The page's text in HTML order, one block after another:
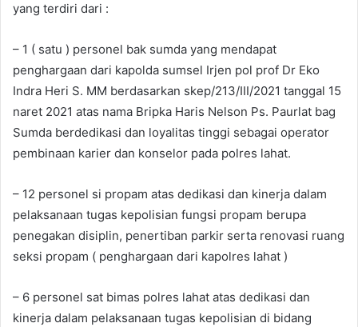
yang terdiri dari :
– 1 ( satu ) personel bak sumda yang mendapat
penghargaan dari kapolda sumsel Irjen pol prof Dr Eko
Indra Heri S. MM berdasarkan skep/213/III/2021 tanggal 15
naret 2021 atas nama Bripka Haris Nelson Ps. Paurlat bag
Sumda berdedikasi dan loyalitas tinggi sebagai operator
pembinaan karier dan konselor pada polres lahat.
– 12 personel si propam atas dedikasi dan kinerja dalam
pelaksanaan tugas kepolisian fungsi propam berupa
penegakan disiplin, penertiban parkir serta renovasi ruang
seksi propam ( penghargaan dari kapolres lahat )
– 6 personel sat bimas polres lahat atas dedikasi dan
kinerja dalam pelaksanaan tugas kepolisian di bidang